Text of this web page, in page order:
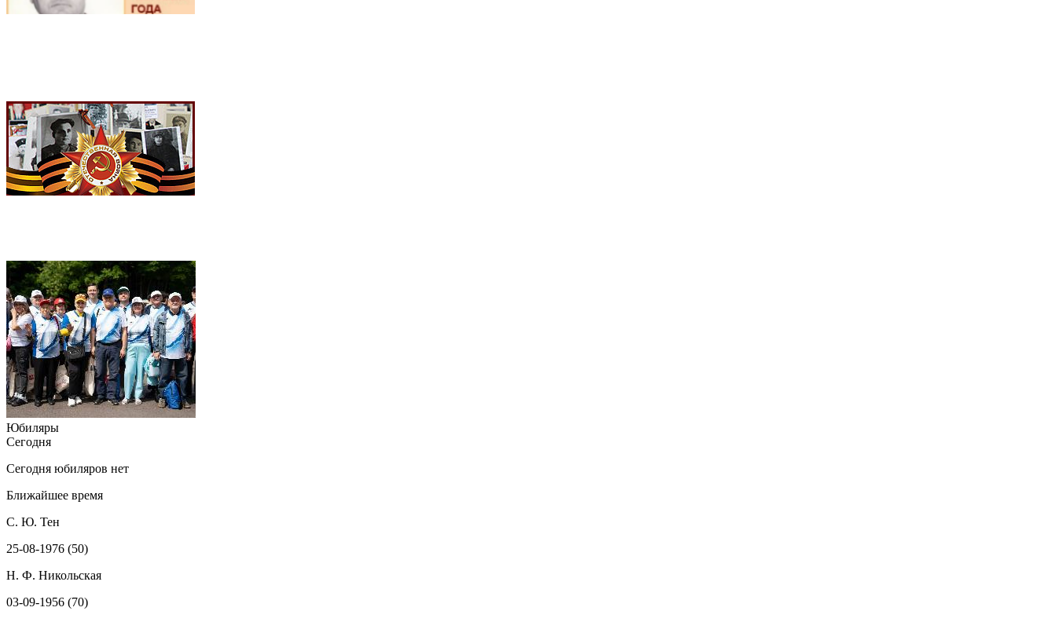
Юбиляры
Сегодня
Сегодня юбиляров нет
Ближайшее время
С. Ю. Тен
25-08-1976 (50)
Н. Ф. Никольская
03-09-1956 (70)